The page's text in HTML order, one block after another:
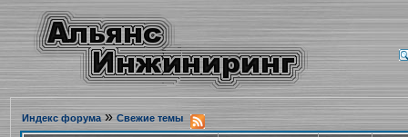
Индекс форума» Свежие темы